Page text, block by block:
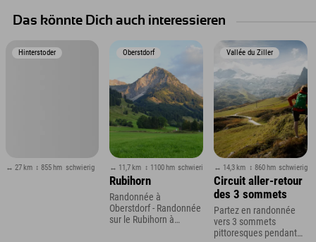
Das könnte Dich auch interessieren
Hinterstoder
↔ 27 km ↕ 855 hm schwierig
Oberstdorf
↔ 11,7 km ↕ 1100 hm schwierig
Rubihorn
Randonnée à
Oberstdorf - Randonnée
sur le Rubihorn à
Vallée du Ziller
↔ 14,3 km ↕ 860 hm schwierig
Circuit aller-retour
des 3 sommets
Partez en randonnée
vers 3 sommets
pittoresques pendant